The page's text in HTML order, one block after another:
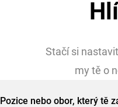
Stačí si
my tě o
Pozice nebo obor, který tě